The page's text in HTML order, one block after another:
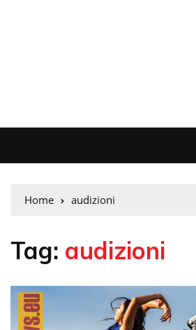
Home audizioni
Tag: audizioni